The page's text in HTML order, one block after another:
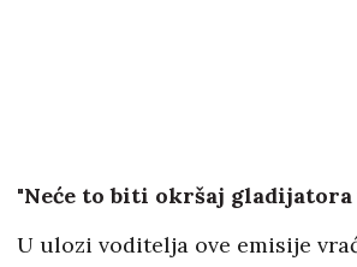
"Neće to biti okršaj
U ulozi voditelja ove emisije